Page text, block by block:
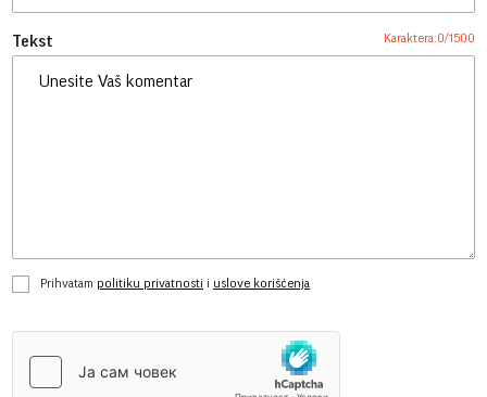
Tekst Karaktera:0/1500
Prihvatam politiku privatnosti i uslove korišćenja